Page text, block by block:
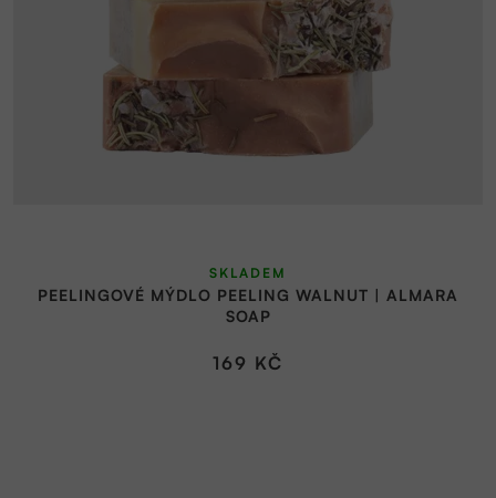
PEELINGOVÉ MÝDLO PEELING WALNUT | ALMARA
SOAP
SKLADEM
169 KČ